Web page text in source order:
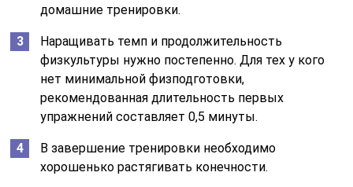
домашние тренировки.
Наращивать темп и продолжительность
физкультуры нужно постепенно. Для тех у кого
нет минимальной физподготовки,
рекомендованная длительность первых
упражнений составляет 0,5 минуты.
В завершение тренировки необходимо
хорошенько растягивать конечности.